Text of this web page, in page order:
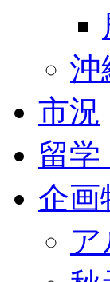
沖
市況
留学
企画